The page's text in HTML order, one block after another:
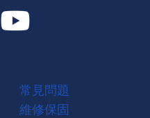
常見問題
維修保固